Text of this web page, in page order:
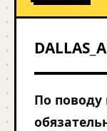
DALLAS_A
По